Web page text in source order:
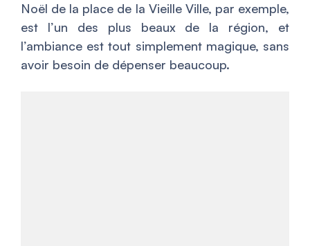
Noël de la place de la Vieille Ville, par exemple,
est l’un des plus beaux de la région, et
l’ambiance est tout simplement magique, sans
avoir besoin de dépenser beaucoup.